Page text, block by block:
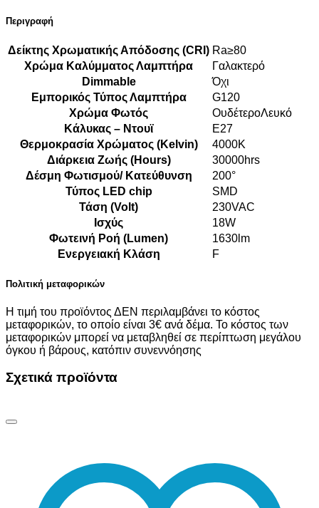
Περιγραφή
Δείκτης Χρωματικής Απόδοσης (CRI) Ra≥80
Χρώμα Καλύμματος Λαμπτήρα
Γαλακτερό
Dimmable
Όχι
Εμπορικός Τύπος Λαμπτήρα
G120
Χρώμα Φωτός
ΟυδέτεροΛευκό
Κάλυκας – Ντουϊ
E27
Θερμοκρασία Χρώματος (Kelvin)
4000K
Διάρκεια Ζωής (Hours)
30000hrs
Δέσμη Φωτισμού/ Κατεύθυνση
200°
Τύπος LED chip
SMD
Τάση (Volt)
230VAC
Ισχύς
18W
Φωτεινή Ροή (Lumen)
1630lm
Ενεργειακή Κλάση
F
Πολιτική μεταφορικών
Η τιμή του προϊόντος ΔΕΝ περιλαμβάνει το κόστος
μεταφορικών, το οποίο είναι 3€ ανά δέμα. Το κόστος των
μεταφορικών μπορεί να μεταβληθεί σε περίπτωση μεγάλου
όγκου ή βάρους, κατόπιν συνεννόησης
Σχετικά προϊόντα